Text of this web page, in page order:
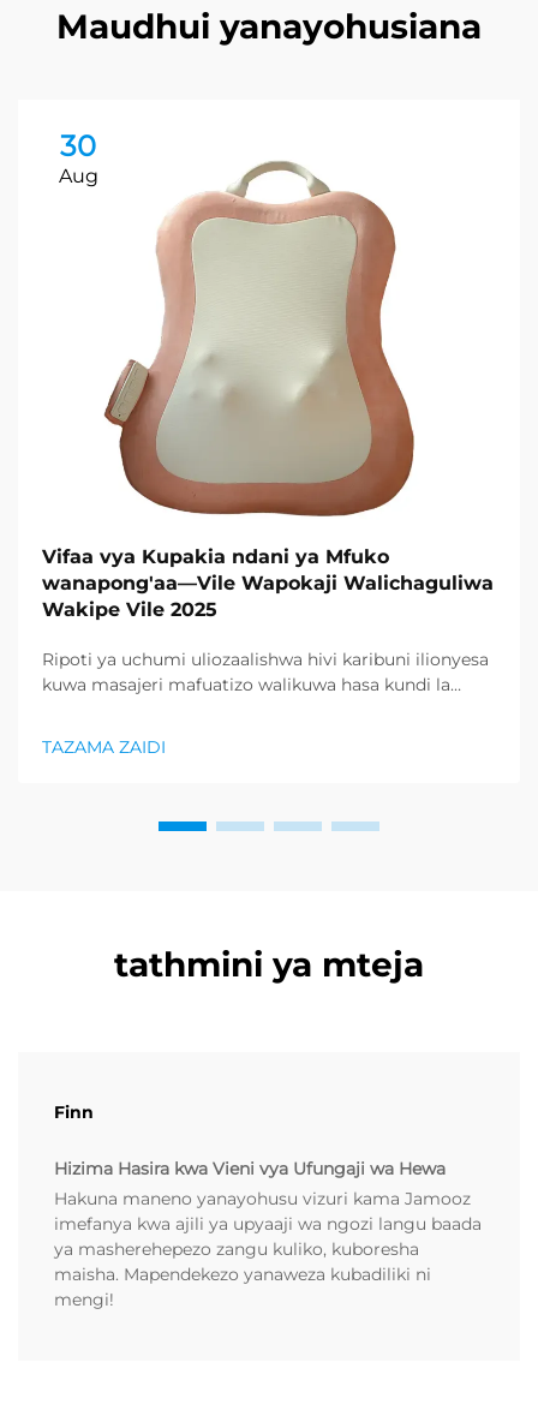
Maudhui yanayohusiana
30
Aug
Vifaa vya Kupakia ndani ya Mfuko
wanapong'aa—Vile Wapokaji Walichaguliwa
Wakipe Vile 2025
Ripoti ya uchumi uliozaalishwa hivi karibuni ilionyesa
kuwa masajeri mafuatizo walikuwa hasa kundi la
kurejesha. Wakuzaji wamekuwa wamefahamu ...
TAZAMA ZAIDI
tathmini ya mteja
Finn
Hizima Hasira kwa Vieni vya Ufungaji wa Hewa
Hakuna maneno yanayohusu vizuri kama Jamooz
imefanya kwa ajili ya upyaaji wa ngozi langu baada
ya masherehepezo zangu kuliko, kuboresha
maisha. Mapendekezo yanaweza kubadiliki ni
mengi!